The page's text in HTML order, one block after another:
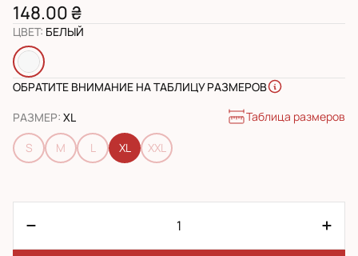
148.00 ₴
ЦВЕТ: БЕЛЫЙ
ОБРАТИТЕ ВНИМАНИЕ НА ТАБЛИЦУ РАЗМЕРОВ
РАЗМЕР: XL Таблица размеров
S M L XL XXL